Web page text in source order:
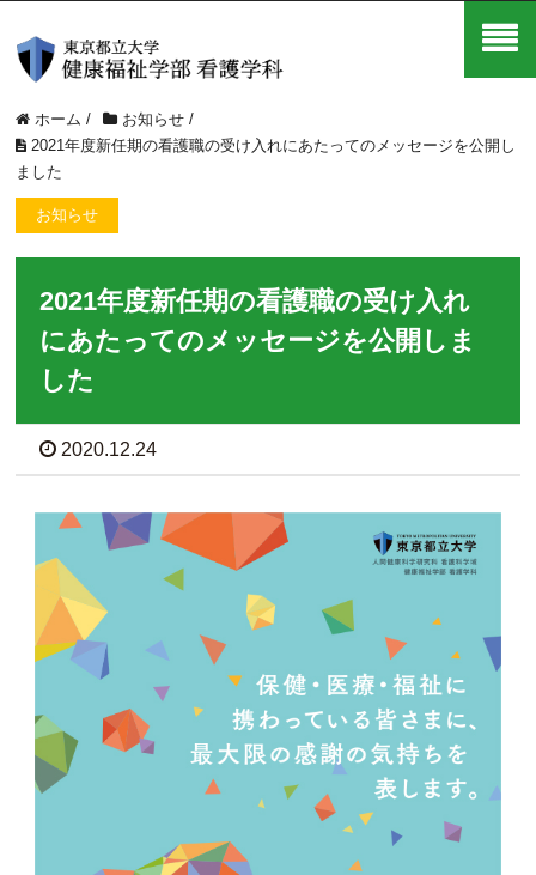
ホーム / お知らせ /
2021年度新任期の看護職の受け入れにあたってのメッセージを公開し
ました
お知らせ
2021年度新任期の看護職の受け入れ
にあたってのメッセージを公開しま
した
2020.12.24